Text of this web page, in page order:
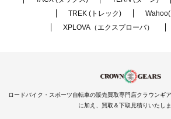
TREK (トレック)
XPLOVA（エクスプローバ）
ロードバイク・スポーツ自転車の販売買取専門店クラウン
に加え、買取＆下取見積りいたしま